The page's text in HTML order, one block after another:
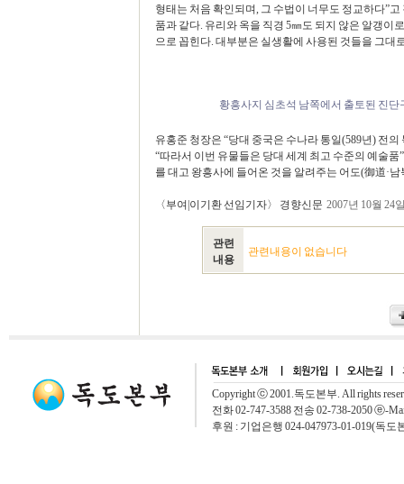
형태는 처음 확인되며, 그 수법이 너무도 정교하다”
품과 같다. 유리와 옥을 직경 5㎜도 되지 않은 알갱이
으로 꼽힌다. 대부분은 실생활에 사용된 것들을 그대
황흥사지 심초석 남쪽에서 출토된 진단
유홍준 청장은 “당대 중국은 수나라 통일(589년) 전
“따라서 이번 유물들은 당대 세계 최고 수준의 예술
를 대고 왕흥사에 들어온 것을 알려주는 어도(御道·
〈부여|이기환 선임기자〉 경향신문 2007년 10월 24
관련
내용
관련내용이 없습니다
Copyright ⓒ 2001.독도본부. All rights
전화 02-747-3588 전송 02-738-2050 ⓔ-
후원 : 기업은행 024-047973-01-019(독도